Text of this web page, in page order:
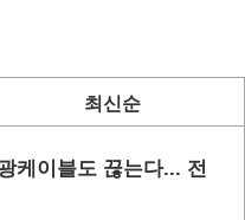
최신순
케이블도 끊는다... 전